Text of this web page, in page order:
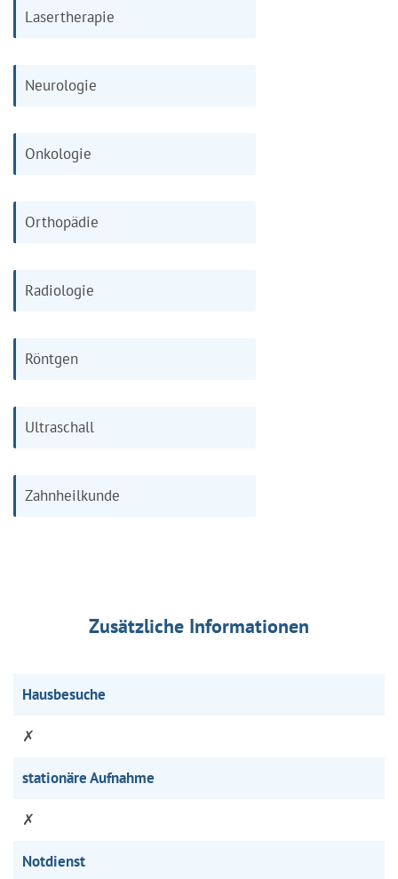
Lasertherapie
Neurologie
Onkologie
Orthopädie
Radiologie
Röntgen
Ultraschall
Zahnheilkunde
Zusätzliche Informationen
Hausbesuche
✗
stationäre Aufnahme
✗
Notdienst